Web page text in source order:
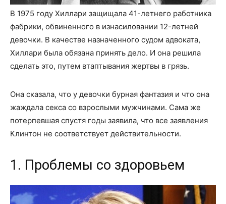
В 1975 году Хиллари защищала 41-летнего работника
фабрики, обвиненного в изнасиловании 12-летней
девочки. В качестве назначенного судом адвоката,
Хиллари была обязана принять дело. И она решила
сделать это, путем втаптывания жертвы в грязь.
Она сказала, что у девочки бурная фантазия и что она
жаждала секса со взрослыми мужчинами. Сама же
потерпевшая спустя годы заявила, что все заявления
Клинтон не соответствует действительности.
1. Проблемы со здоровьем